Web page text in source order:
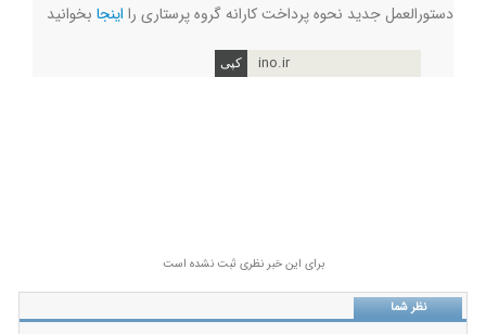
دستورالعمل جدید نحوه پرداخت کارانه گروه پرستاری را اینجا بخوانید
ino.ir
برای این خبر نظری ثبت نشده است
نظر شما